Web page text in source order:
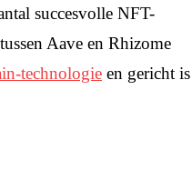
succesvolle NFT-
Aave en Rhizome
technologie en gericht is